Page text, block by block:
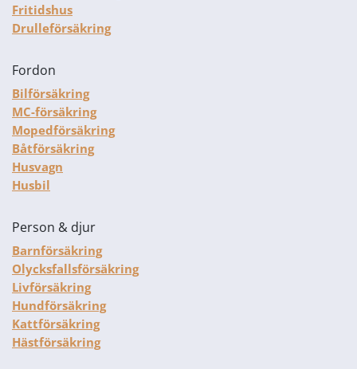
Fritidshus
Drulleförsäkring
Fordon
Bilförsäkring
MC-försäkring
Mopedförsäkring
Båtförsäkring
Husvagn
Husbil
Person & djur
Barnförsäkring
Olycksfallsförsäkring
Livförsäkring
Hundförsäkring
Kattförsäkring
Hästförsäkring